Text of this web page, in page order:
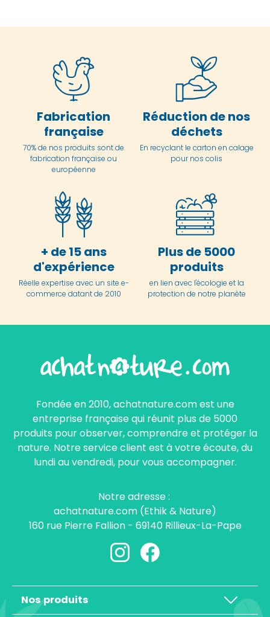
Fabrication
française
70% de nos produits sont de
fabrication française ou
européenne
Réduction de nos
déchets
En recyclant le carton en calage
pour nos colis
+ de 15 ans
d'expérience
Réelle expertise avec un site e-
commerce datant de 2010
Plus de 5000
produits
en lien avec l'écologie et la
protection de notre planète
Fondée en 2010, achatnature.com est une
entreprise française qui réunit plus de 5000
produits pour observer, comprendre et protéger la
nature. Notre service client est à votre écoute, du
lundi au vendredi, pour vous accompagner.
Notre adresse :
achatnature.com (Ethik & Nature)
160 rue Pierre Fallion - 69140 Rillieux-La-Pape
Nos produits